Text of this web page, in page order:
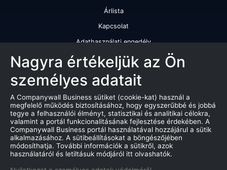
Árlista
Kapcsolat
Adathasználati engedély
Szolgáltatásaink
Cégminősítés
Cégminősítési riport
Kiváló cégminősítési tanúsítvány
Termékek
Companywall Business - Adattovábbítási szerződés
Nagyra értékeljük az Ön
személyes adatait
A Companywall Business sütiket (cookie-kat) használ a
megfelelő működés biztosításához, hogy egyszerűbbé és jobbá
tegye a felhasználói élményt, statisztikai és analitikai célokra,
valamint a portál funkcionalitásának fejlesztése érdekében. A
Companywall Business portál használatával hozzájárul a sütik
alkalmazásához. A sütibeállításokat a böngészőjében
módosíthatja. További információk a sütikről, azok
használatáról és letiltásuk módjáról itt olvashatók.